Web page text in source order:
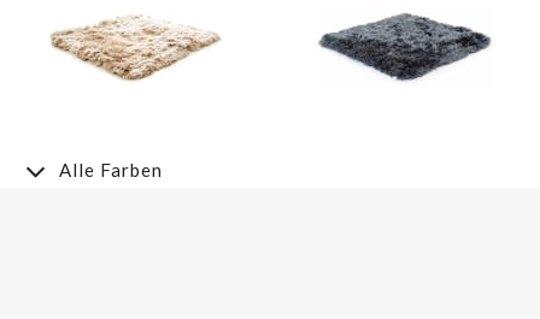
Alle Farben